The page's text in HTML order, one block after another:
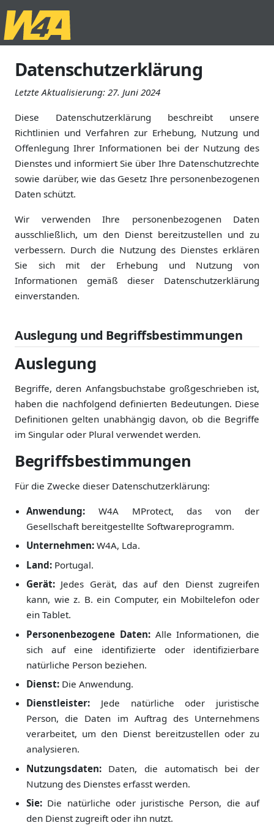
Datenschutzerklärung
Letzte Aktualisierung: 27. Juni 2024
Diese Datenschutzerklärung beschreibt unsere
Richtlinien und Verfahren zur Erhebung, Nutzung und
Offenlegung Ihrer Informationen bei der Nutzung des
Dienstes und informiert Sie über Ihre Datenschutzrechte
sowie darüber, wie das Gesetz Ihre personenbezogenen
Daten schützt.
Wir verwenden Ihre personenbezogenen Daten
ausschließlich, um den Dienst bereitzustellen und zu
verbessern. Durch die Nutzung des Dienstes erklären
Sie sich mit der Erhebung und Nutzung von
Informationen gemäß dieser Datenschutzerklärung
einverstanden.
Auslegung und Begriffsbestimmungen
Auslegung
Begriffe, deren Anfangsbuchstabe großgeschrieben ist,
haben die nachfolgend definierten Bedeutungen. Diese
Definitionen gelten unabhängig davon, ob die Begriffe
im Singular oder Plural verwendet werden.
Begriffsbestimmungen
Für die Zwecke dieser Datenschutzerklärung:
Anwendung: W4A MProtect, das von der
Gesellschaft bereitgestellte Softwareprogramm.
Unternehmen: W4A, Lda.
Land: Portugal.
Gerät: Jedes Gerät, das auf den Dienst zugreifen
kann, wie z. B. ein Computer, ein Mobiltelefon oder
ein Tablet.
Personenbezogene Daten:Alle Informationen, die
sich auf eine identifizierte oder identifizierbare
natürliche Person beziehen.
Dienst: Die Anwendung.
Dienstleister: Jede natürliche oder juristische
Person, die Daten im Auftrag des Unternehmens
verarbeitet, um den Dienst bereitzustellen oder zu
analysieren.
Nutzungsdaten: Daten, die automatisch bei der
Nutzung des Dienstes erfasst werden.
Sie: Die natürliche oder juristische Person, die auf
den Dienst zugreift oder ihn nutzt.